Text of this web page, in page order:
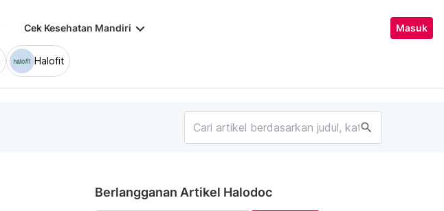
Cek Kesehatan Mandiri keyboard_arrow_down Masuk
Halofit
search
Berlangganan Artikel Halodoc